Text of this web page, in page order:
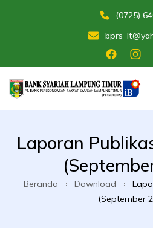
(0725)
Lampung Timur
Laporan
Beranda Download
(September